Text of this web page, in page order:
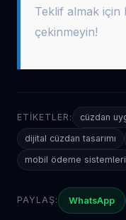
Teklif almak için
çekinmeyin!
ETIKETLER:
cüzdan
dijital cüzdan tasarımı
mobil ödeme sistemleri
PAYLAŞ: WhatsApp